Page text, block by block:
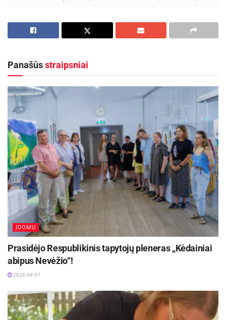
patinka mėlyna spalva“, – tarė žaidėjas, tačiau
pasukus ratą, ties juo sustojo geltonosios
dėžutės. Arčiau žaidėjo buvo uždengta dėžutė,
„Automobilio norėčiau, jei bus 500 eurų – lai
Henrikas ir atidarė geltonąją dėžutę, kurioje buvo
automobilis „Fiat Punto“.
Aktualios naujienos
Netrukus Zarasuose – aktorinio meistriškumo
kursai su aktore Emilija Latėnaite
2026-08-08
Kviečiama dalyvauti visoje Lietuvoje
vykstančiame konkurse „Tvari Lietuva“
Panašūsstraipsniai
ĮDOMU
Prasidėjo Respublikinis tapytojų pleneras „Kėdainiai
abipus Nevėžio“!
2026-08-07